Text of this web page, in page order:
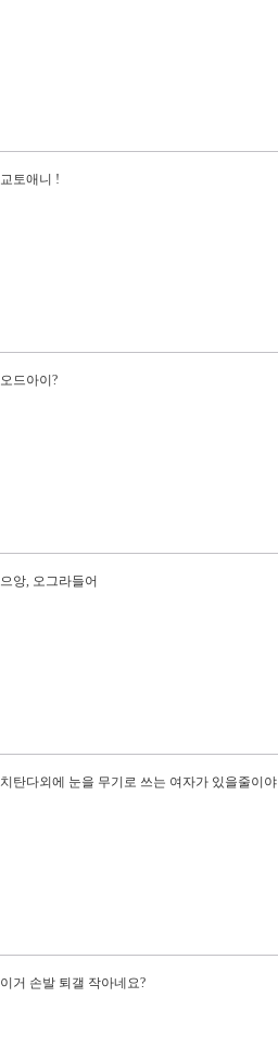
교토애니 !
오드아이?
으앙, 오그라들어
치탄다외에 눈을 무기로 쓰는 여자가 있을줄이야
이거 손발 퇴갤 작아네요?